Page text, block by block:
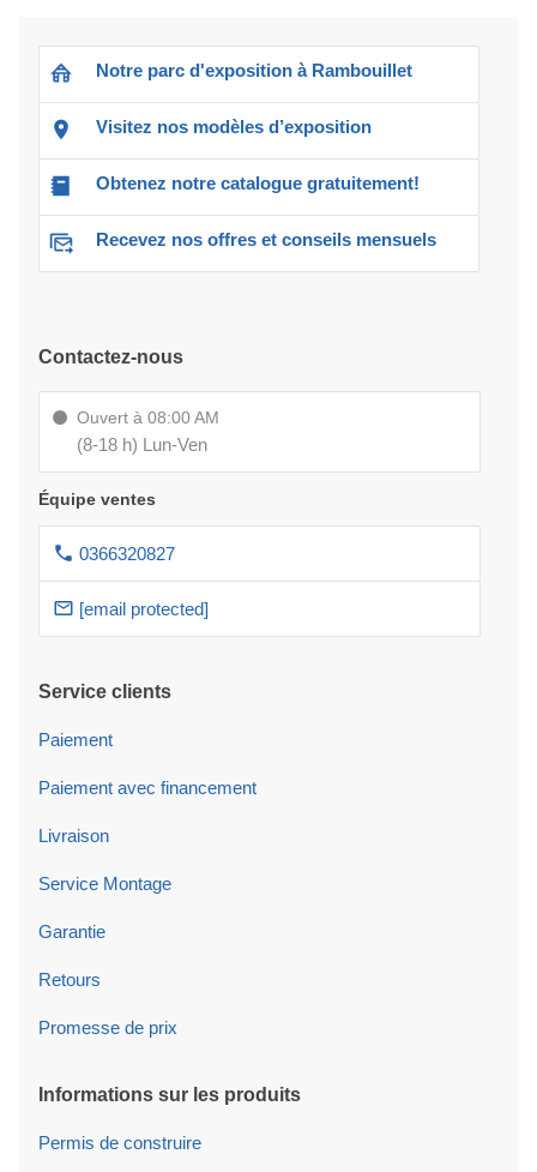
Notre parc d'exposition à Rambouillet
Visitez nos modèles d’exposition
Obtenez notre catalogue gratuitement!
Recevez nos offres et conseils mensuels
Contactez-nous
Ouvert à 08:00 AM
(8-18 h) Lun-Ven
Équipe ventes
0366320827
[email protected]
Service clients
Paiement
Paiement avec financement
Livraison
Service Montage
Garantie
Retours
Promesse de prix
Informations sur les produits
Permis de construire